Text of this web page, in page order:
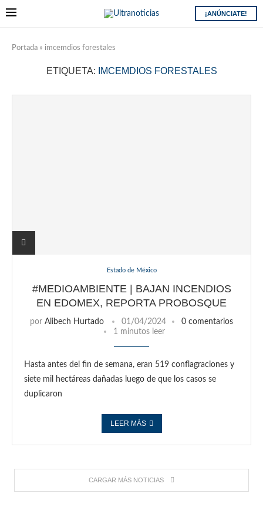
¡ANÚNCIATE!
Portada » imcemdios forestales
ETIQUETA: IMCEMDIOS FORESTALES
Estado de México
#MEDIOAMBIENTE | BAJAN INCENDIOS
EN EDOMEX, REPORTA PROBOSQUE
por Alibech Hurtado 01/04/2024
0 comentarios
1 minutos leer
Hasta antes del fin de semana, eran 519 conflagraciones y
siete mil hectáreas dañadas luego de que los casos se
duplicaron
LEER MÁS
CARGAR MÁS NOTICIAS